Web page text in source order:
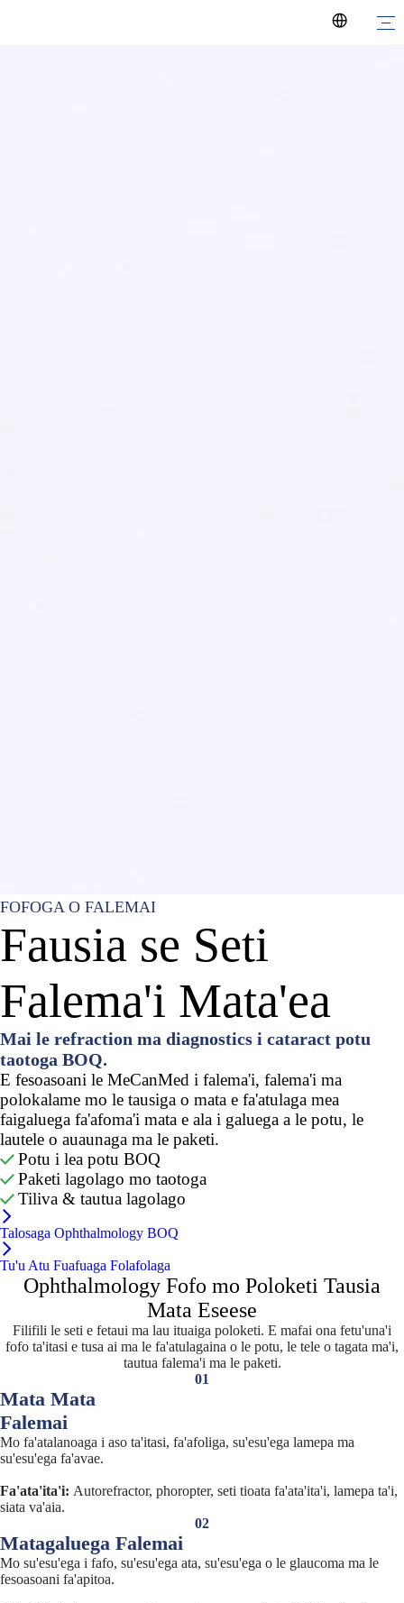
FOFOGA O FALEMAI
Fausia se Seti
Falema'i Mata'ea
Mai le refraction ma diagnostics i cataract potu
taotoga BOQ.
E fesoasoani le MeCanMed i falema'i, falema'i ma
polokalame mo le tausiga o mata e fa'atulaga mea
faigaluega fa'afoma'i mata e ala i galuega a le potu, le
lautele o auaunaga ma le paketi.
 Potu i lea potu BOQ
 Paketi lagolago mo taotoga
 Tiliva & tautua lagolago
Talosaga Ophthalmology BOQ
Tu'u Atu Fuafuaga Folafolaga
Ophthalmology Fofo mo Poloketi Tausia
Mata Eseese
Filifili le seti e fetaui ma lau ituaiga poloketi. E mafai ona fetu'una'i
fofo ta'itasi e tusa ai ma le fa'atulagaina o le potu, le tele o tagata ma'i,
tautua falema'i ma le paketi.
01
Mata Mata
Falemai
Mo fa'atalanoaga i aso ta'itasi, fa'afoliga, su'esu'ega lamepa ma
su'esu'ega fa'avae.
Fa'ata'ita'i: Autorefractor, phoropter, seti tioata fa'ata'ita'i, lamepa ta'i,
siata va'aia.
02
Matagaluega Falemai
Mo su'esu'ega i fafo, su'esu'ega ata, su'esu'ega o le glaucoma ma le
fesoasoani fa'apitoa.